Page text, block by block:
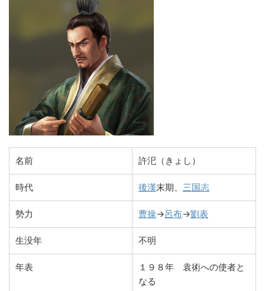
名前 許汜（きょし）
時代 後漢末期、 三国志
勢力 曹操→呂布→劉表
生没年 不明
年表
１９８年 袁術への使者と
なる